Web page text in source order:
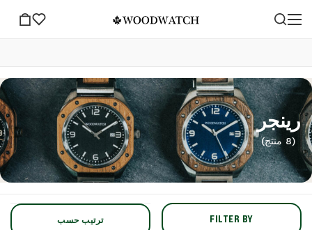
رينجر
(8 منتج)
FILTER BY ترتيب حسب